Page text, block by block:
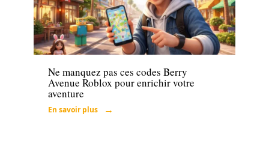
Loisirs
Ne manquez pas ces codes Berry
Avenue Roblox pour enrichir votre
aventure
En savoir plus